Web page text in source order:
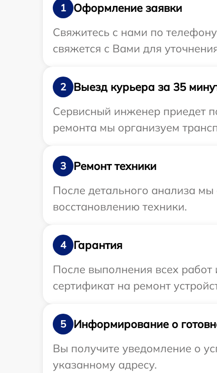
1
Оформление заявки
Свяжитесь с нами по
свяжется с Вами для
2
Выезд курьера за 35
Сервисный инженер приедет
ремонта мы организуем
3
Ремонт техники
После детального анализа
восстановлению техники.
4
Гарантия
После выполнения всех
сертификат на ремонт
5
Информирование о
Вы получите уведомление о
указанному адресу.